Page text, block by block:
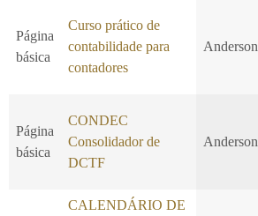
Página
básica
Curso prático de
contabilidade para
contadores
Anderson
Página
básica
CONDEC
Consolidador de
DCTF
Anderson
CALENDÁRIO DE